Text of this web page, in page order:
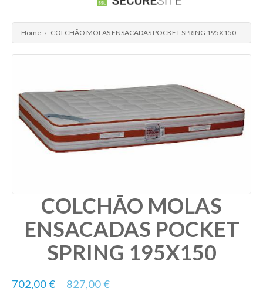
Home › COLCHÃO MOLAS ENSACADAS POCKET SPRING 195X150
COLCHÃO MOLAS
ENSACADAS POCKET
SPRING 195X150
702,00 € 827,00 €